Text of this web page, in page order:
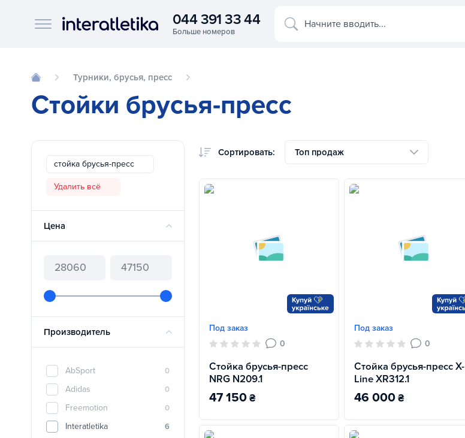
Interatletika logo
044 391 33 44 Начните вводить...
Турники, брусья, пресс
Стойки брусья-пресс
Сортировать: Топ продаж
Под заказ
0
Стойка брусья-пресс
NRG N209.1
47 150₴
Под заказ
0
Стойка брусья-пресс X-
Line XR312.1
46 000₴
стойка брусья-пресс
Удалить всё
Цена
Производитель
AbSport 0
Adidas 0
Freemotion 0
Interatletika 6